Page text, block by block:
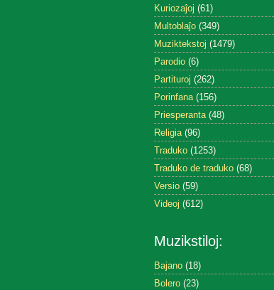
Kuriozaĵoj (61)
Multoblaĵo (349)
Muziktekstoj (1479)
Parodio (6)
Partituroj (262)
Porinfana (156)
Priesperanta (48)
Religia (96)
Traduko (1253)
Traduko de traduko (68)
Versio (59)
Videoj (612)
Muzikstiloj:
Bajano (18)
Bolero (23)